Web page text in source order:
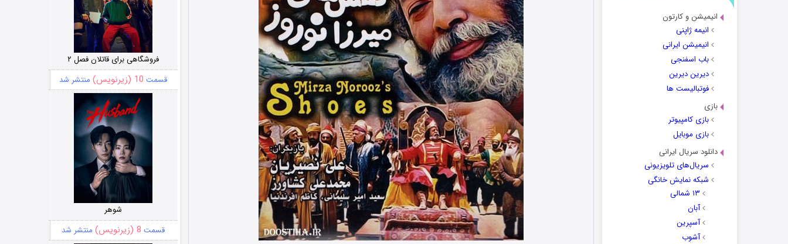
انیمیشن و کارتون
انیمه ژاپنی
انیمیشن ایرانی
باب اسفنجی
دیرین دیرین
فوتبالیست ها
بازی
بازی کامپیوتر
بازی موبایل
دانلود سریال ایرانی
سریال‌های تلویزیونی
شبکه نمایش خانگی
۱۳ شمالی
آبان
آسپرین
آشوب
فروشگاهی برای قاتلان فصل ۲
قسمت 10 (زیرنویس) منتشر شد
شوهر
قسمت 8 (زیرنویس) منتشر شد